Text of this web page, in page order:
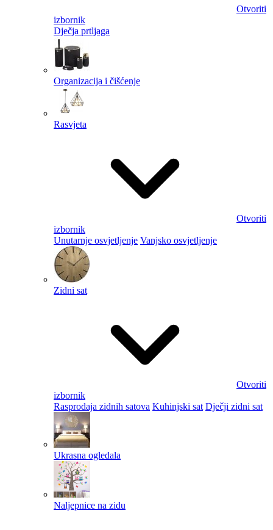
Otvoriti
izbornik
Dječja prtljaga
Organizacija i čišćenje
Rasvjeta
Otvoriti
izbornik
Unutarnje osvjetljenje Vanjsko osvjetljenje
Zidni sat
Otvoriti
izbornik
Rasprodaja zidnih satova Kuhinjski sat Dječji zidni sat
Ukrasna ogledala
Naljepnice na zidu